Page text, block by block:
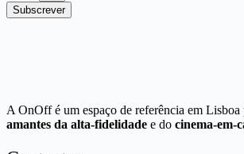
Subscrever
A OnOff é um espaço de referência em Lisboa
amantes da alta-fidelidade e do cinema-em-